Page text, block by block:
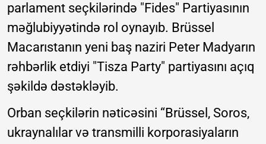
parlament seçkilərində "Fides" Partiyasının
məğlubiyyətində rol oynayıb. Brüssel
Macarıstanın yeni baş naziri Peter Madyarın
rəhbərlik etdiyi "Tisza Party" partiyasını açıq
şəkildə dəstəkləyib.
Orban seçkilərin nəticəsini “Brüssel, Soros,
ukraynalılar və transmilli korporasiyaların